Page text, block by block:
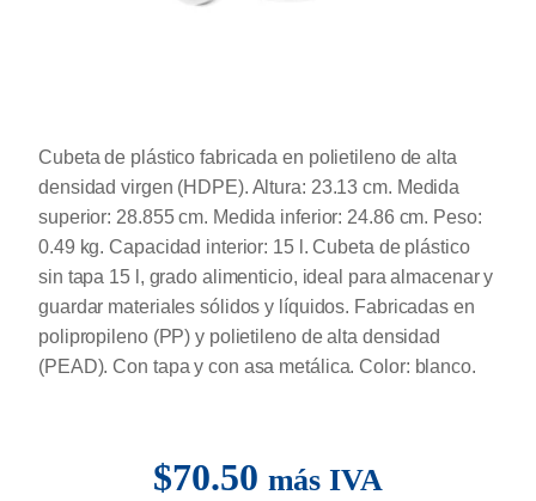
Cubeta de plástico fabricada en polietileno de alta
densidad virgen (HDPE). Altura: 23.13 cm. Medida
superior: 28.855 cm. Medida inferior: 24.86 cm. Peso:
0.49 kg. Capacidad interior: 15 l. Cubeta de plástico
sin tapa 15 l, grado alimenticio, ideal para almacenar y
guardar materiales sólidos y líquidos. Fabricadas en
polipropileno (PP) y polietileno de alta densidad
(PEAD). Con tapa y con asa metálica. Color: blanco.
$70.50 más IVA